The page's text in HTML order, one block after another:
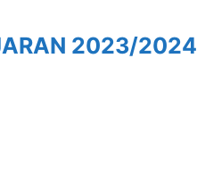
2023/2024